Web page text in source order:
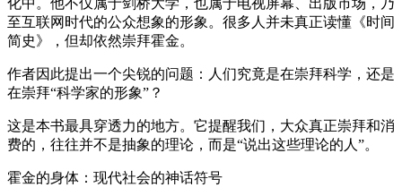
化中。他不仅属于剑桥大学，也属于电视屏幕、出版市场，乃
至互联网时代的公众想象的形象。很多人并未真正读懂《时间
简史》，但却依然崇拜霍金。
作者因此提出一个尖锐的问题：人们究竟是在崇拜科学，还是
在崇拜“科学家的形象”？
这是本书最具穿透力的地方。它提醒我们，大众真正崇拜和消
费的，往往并不是抽象的理论，而是“说出这些理论的人”。
霍金的身体：现代社会的神话符号